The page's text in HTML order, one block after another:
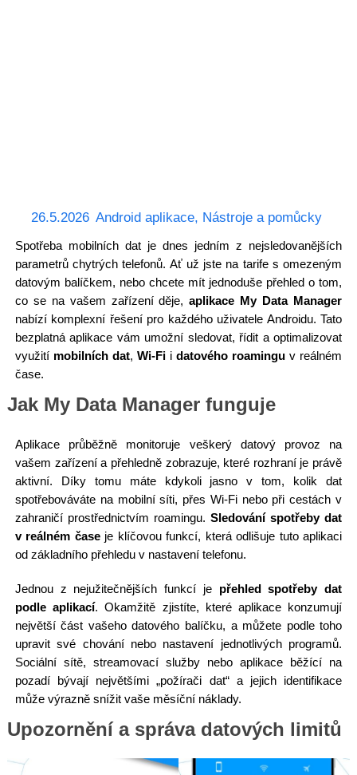
26.5.2026 Android aplikace, Nástroje a pomůcky
Spotřeba mobilních dat je dnes jedním z nejsledovanějších
parametrů chytrých telefonů. Ať už jste na tarife s omezeným
datovým balíčkem, nebo chcete mít jednoduše přehled o tom,
co se na vašem zařízení děje,aplikace My Data Manager
nabízí komplexní řešení pro každého uživatele Androidu. Tato
bezplatná aplikace vám umožní sledovat, řídit a optimalizovat
využití mobilních dat,Wi-Fi idatového roamingu v reálném
čase.
Jak My Data Manager funguje
Aplikace průběžně monitoruje veškerý datový provoz na
vašem zařízení a přehledně zobrazuje, které rozhraní je právě
aktivní. Díky tomu máte kdykoli jasno v tom, kolik dat
spotřebováváte na mobilní síti, přes Wi-Fi nebo při cestách v
zahraničí prostřednictvím roamingu.Sledování spotřeby dat
v reálném časeje klíčovou funkcí, která odlišuje tuto aplikaci
od základního přehledu v nastavení telefonu.
Jednou z nejužitečnějších funkcí je přehled spotřeby dat
podle aplikací. Okamžitě zjistíte, které aplikace konzumují
největší část vašeho datového balíčku, a můžete podle toho
upravit své chování nebo nastavení jednotlivých programů.
Sociální sítě, streamovací služby nebo aplikace běžící na
pozadí bývají největšími „požírači dat“ a jejich identifikace
může výrazně snížit vaše měsíční náklady.
Upozornění a správa datových limitů